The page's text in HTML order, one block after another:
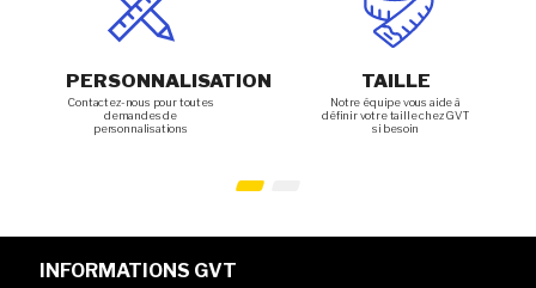
PERSONNALISATION
Contactez-nous pour toutes
demandes de
personnalisations
TAILLE
Notre équipe vous aide à
définir votre taille chez GVT
si besoin
INFORMATIONS GVT